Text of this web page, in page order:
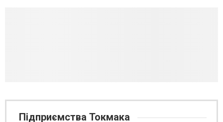
Підприємства Токмака